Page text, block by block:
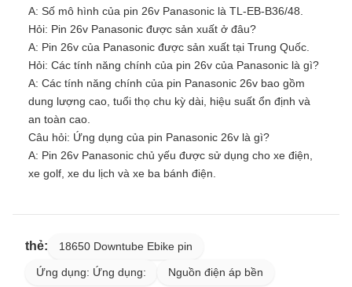
A: Số mô hình của pin 26v Panasonic là TL-EB-B36/48.
Hỏi: Pin 26v Panasonic được sản xuất ở đâu?
A: Pin 26v của Panasonic được sản xuất tại Trung Quốc.
Hỏi: Các tính năng chính của pin 26v của Panasonic là gì?
A: Các tính năng chính của pin Panasonic 26v bao gồm
dung lượng cao, tuổi thọ chu kỳ dài, hiệu suất ổn định và
an toàn cao.
Câu hỏi: Ứng dụng của pin Panasonic 26v là gì?
A: Pin 26v Panasonic chủ yếu được sử dụng cho xe điện,
xe golf, xe du lịch và xe ba bánh điện.
thẻ: 18650 Downtube Ebike pin
Ứng dụng: Ứng dụng: Nguồn điện áp bền